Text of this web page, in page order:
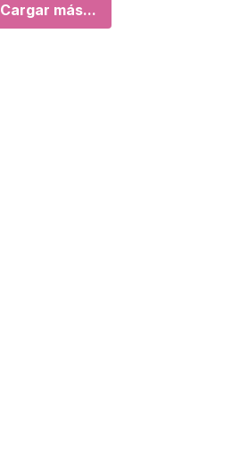
Cargar más...